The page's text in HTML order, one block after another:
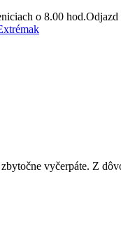
o 8.00
vyčerpáte. Z